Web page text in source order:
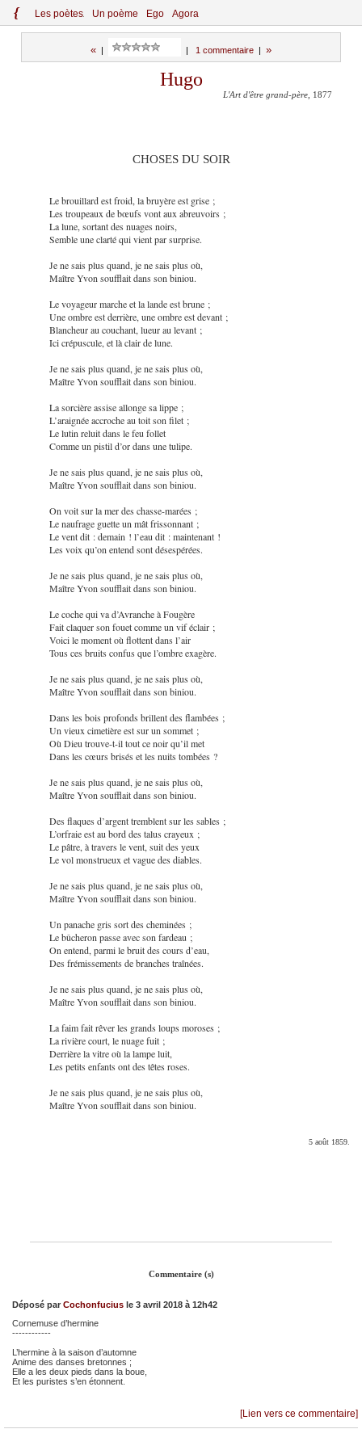
{ Les poètes Un poème Ego Agora
« 1 commentaire »
Hugo
L'Art d'être grand-père , 1877
CHOSES DU SOIR
Le brouillard est froid, la bruyère est grise ;
Les troupeaux de bœufs vont aux abreuvoirs ;
La lune, sortant des nuages noirs,
Semble une clarté qui vient par surprise.
Je ne sais plus quand, je ne sais plus où,
Maître Yvon soufflait dans son biniou.
Le voyageur marche et la lande est brune ;
Une ombre est derrière, une ombre est devant ;
Blancheur au couchant, lueur au levant ;
Ici crépuscule, et là clair de lune.
Je ne sais plus quand, je ne sais plus où,
Maître Yvon soufflait dans son biniou.
La sorcière assise allonge sa lippe ;
L’araignée accroche au toit son filet ;
Le lutin reluit dans le feu follet
Comme un pistil d’or dans une tulipe.
Je ne sais plus quand, je ne sais plus où,
Maître Yvon soufflait dans son biniou.
On voit sur la mer des chasse-marées ;
Le naufrage guette un mât frissonnant ;
Le vent dit : demain ! l’eau dit : maintenant !
Les voix qu’on entend sont désespérées.
Je ne sais plus quand, je ne sais plus où,
Maître Yvon soufflait dans son biniou.
Le coche qui va d’Avranche à Fougère
Fait claquer son fouet comme un vif éclair ;
Voici le moment où flottent dans l’air
Tous ces bruits confus que l’ombre exagère.
Je ne sais plus quand, je ne sais plus où,
Maître Yvon soufflait dans son biniou.
Dans les bois profonds brillent des flambées ;
Un vieux cimetière est sur un sommet ;
Où Dieu trouve-t-il tout ce noir qu’il met
Dans les cœurs brisés et les nuits tombées ?
Je ne sais plus quand, je ne sais plus où,
Maître Yvon soufflait dans son biniou.
Des flaques d’argent tremblent sur les sables ;
L’orfraie est au bord des talus crayeux ;
Le pâtre, à travers le vent, suit des yeux
Le vol monstrueux et vague des diables.
Je ne sais plus quand, je ne sais plus où,
Maître Yvon soufflait dans son biniou.
Un panache gris sort des cheminées ;
Le bûcheron passe avec son fardeau ;
On entend, parmi le bruit des cours d’eau,
Des frémissements de branches traînées.
Je ne sais plus quand, je ne sais plus où,
Maître Yvon soufflait dans son biniou.
La faim fait rêver les grands loups moroses ;
La rivière court, le nuage fuit ;
Derrière la vitre où la lampe luit,
Les petits enfants ont des têtes roses.
Je ne sais plus quand, je ne sais plus où,
Maître Yvon soufflait dans son biniou.
5 août 1859.
Commentaire (s)
Déposé par Cochonfucius le 3 avril 2018 à 12h42
Cornemuse d’hermine
------------
L’hermine à la saison d’automne
Anime des danses bretonnes ;
Elle a les deux pieds dans la boue,
Et les puristes s’en étonnent.
[Lien vers ce commentaire]